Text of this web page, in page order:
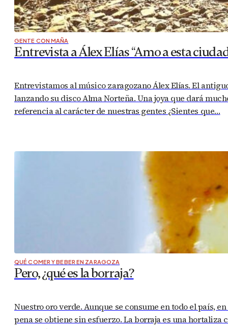
GENTE CON MAÑA
Entrevista a Álex Elías “Amo a esta
Entrevistamos al músico zaragozano Álex Elías. El
lanzando su disco Alma Norteña. Una joya que dará
referencia al carácter de nuestras gentes ¿Sientes que…
QUÉ COMER Y BEBER EN ZARAGOZA
Pero, ¿qué es la borraja?
Nuestro oro verde. Aunque se consume en todo el país,
pena se obtiene sin esfuerzo. La borraja es una